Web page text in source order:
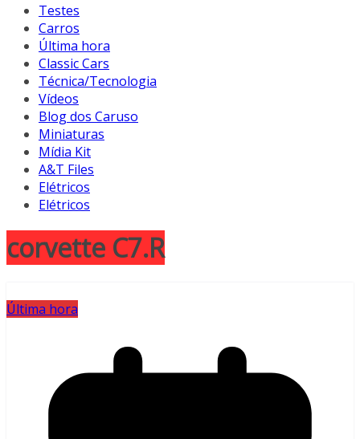
Testes
Carros
Última hora
Classic Cars
Técnica/Tecnologia
Vídeos
Blog dos Caruso
Miniaturas
Mídia Kit
A&T Files
Elétricos
Elétricos
corvette C7.R
Última hora